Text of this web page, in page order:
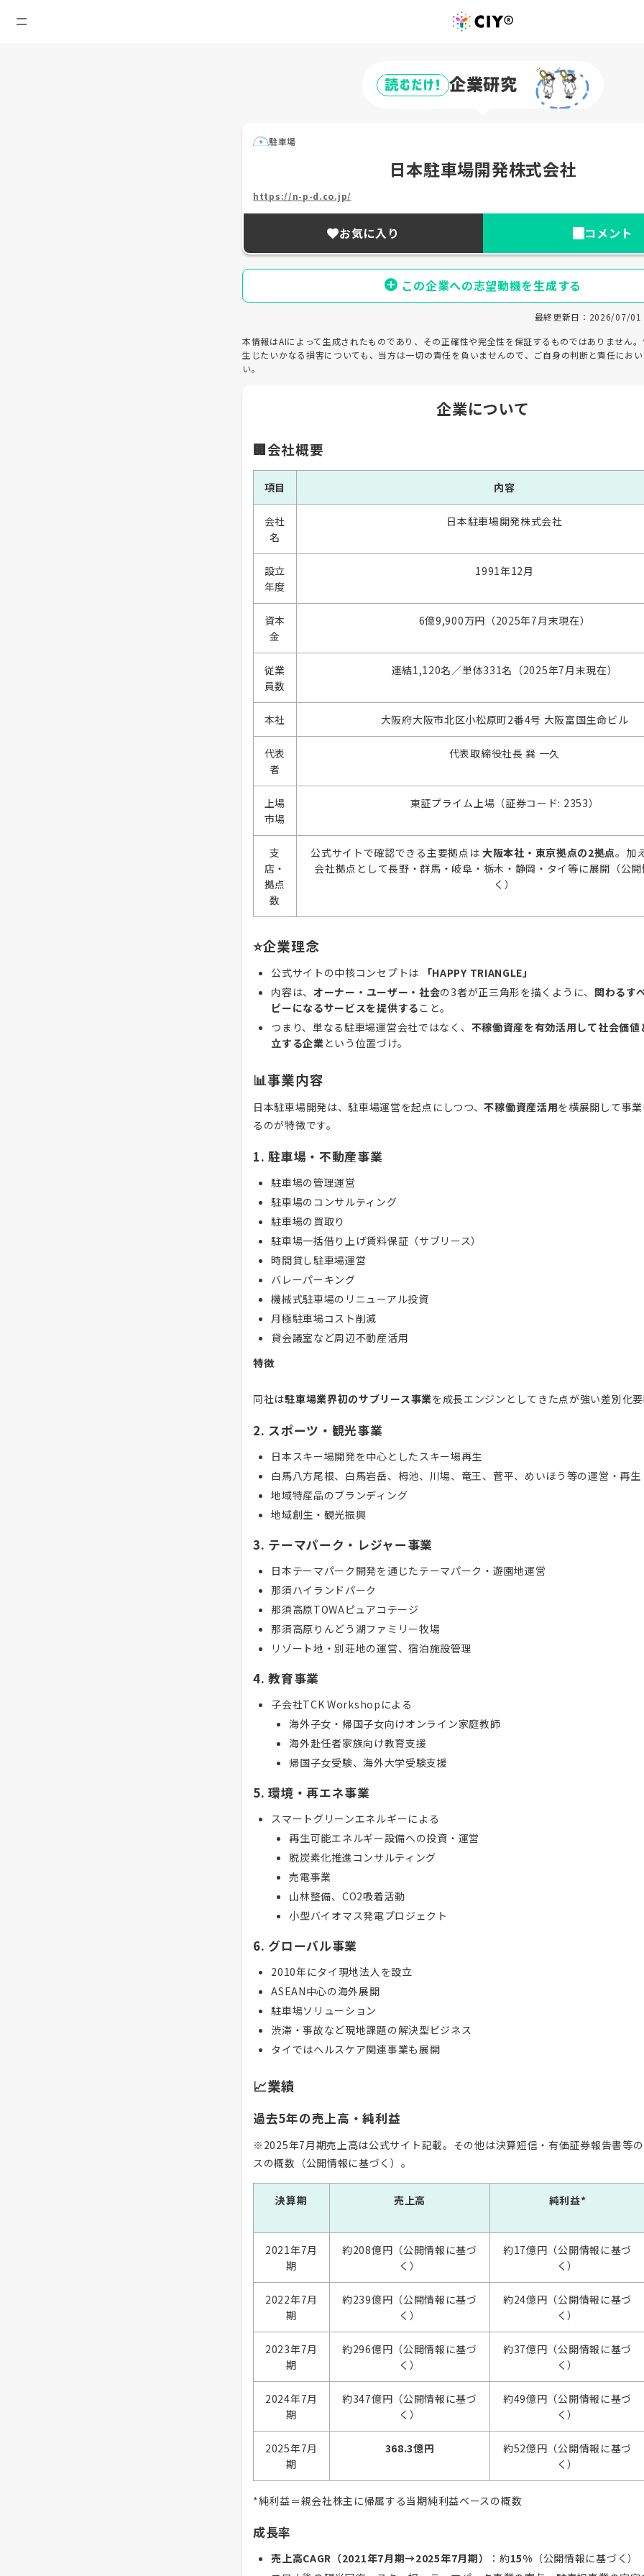
読むだけ! 企業研究
駐車場
日本駐車場開発株式会社
https://n-p-d.co.jp/
お気に入り コメント
この企業への志望動機を生成する
最終更新日：2026/07/01
本情報はAIによって生成されたものであり、その正確性や完全性を保証するものではありません
生じたいかなる損害についても、当方は一切の責任を負いませんので、ご自身の判断と責任にお
い。
企業について
🏢会社概要
項目 内容
会社
名
日本駐車場開発株式会社
設立
年度
1991年12月
資本
金
6億9,900万円（2025年7月末現在）
従業
員数
連結1,120名／単体331名（2025年7月末現在）
本社 大阪府大阪市北区小松原町2番4号 大阪富国生命ビル
代表
者
代表取締役社長 巽 一久
上場
市場
東証プライム上場（証券コード: 2353）
支
店・
拠点
数
公式サイトで確認できる主要拠点は大阪本社・東京拠点の2拠点。加
会社拠点として長野・群馬・岐阜・栃木・静岡・タイ等に展開（公
く）
⭐企業理念
公式サイトの中核コンセプトは
「HAPPY TRIANGLE」
内容は、 オーナー・ユーザー・社会の3者が正三角形を描くように、 関わるす
ピーになるサービスを提供する こと。
つまり、単なる駐車場運営会社ではなく、 不稼働資産を有効活用して社会価
立する企業という位置づけ。
📊事業内容
日本駐車場開発は、駐車場運営を起点にしつつ、不稼働資産活用を横展開して事
るのが特徴です。
1. 駐車場・不動産事業
駐車場の管理運営
駐車場のコンサルティング
駐車場の買取り
駐車場一括借り上げ賃料保証（サブリース）
時間貸し駐車場運営
バレーパーキング
機械式駐車場のリニューアル投資
月極駐車場コスト削減
貸会議室など周辺不動産活用
特徴
同社は駐車場業界初のサブリース事業を成長エンジンとしてきた点が強い差別化
2. スポーツ・観光事業
日本スキー場開発を中心としたスキー場再生
白馬八方尾根、白馬岩岳、栂池、川場、竜王、菅平、めいほう等の運営・再生
地域特産品のブランディング
地域創生・観光振興
3. テーマパーク・レジャー事業
日本テーマパーク開発を通じたテーマパーク・遊園地運営
那須ハイランドパーク
那須高原TOWAピュアコテージ
那須高原りんどう湖ファミリー牧場
リゾート地・別荘地の運営、宿泊施設管理
4. 教育事業
子会社TCK Workshopによる
海外子女・帰国子女向けオンライン家庭教師
海外赴任者家族向け教育支援
帰国子女受験、海外大学受験支援
5. 環境・再エネ事業
スマートグリーンエネルギーによる
再生可能エネルギー設備への投資・運営
脱炭素化推進コンサルティング
売電事業
山林整備、CO2吸着活動
小型バイオマス発電プロジェクト
6. グローバル事業
2010年にタイ現地法人を設立
ASEAN中心の海外展開
駐車場ソリューション
渋滞・事故など現地課題の解決型ビジネス
タイではヘルスケア関連事業も展開
📈業績
過去5年の売上高・純利益
※2025年7月期売上高は公式サイト記載。その他は決算短信・有価証券報告書等
スの概数（公開情報に基づく）。
決算期 売上高 純利益*
2021年7月
期
約208億円（公開情報に基づ
く）
約17億円（公開情報に基づ
く）
2022年7月
期
約239億円（公開情報に基づ
く）
約24億円（公開情報に基づ
く）
2023年7月
期
約296億円（公開情報に基づ
く）
約37億円（公開情報に基づ
く）
2024年7月
期
約347億円（公開情報に基づ
く）
約49億円（公開情報に基づ
く）
2025年7月
期
368.3億円
約52億円（公開情報に基づ
く）
*純利益＝親会社株主に帰属する当期純利益ベースの概数
成長率
売上高CAGR（2021年7月期→2025年7月期） ：約15% （公開情報に基づく）